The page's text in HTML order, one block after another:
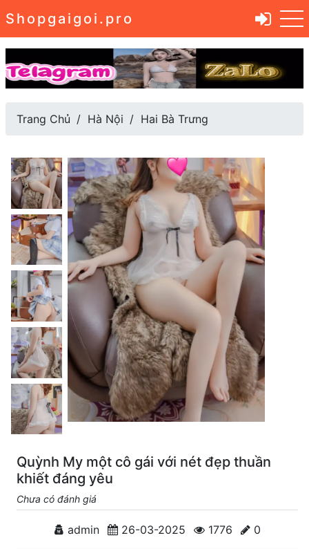
Shopgaigoi.pro
Trang Chủ Hà Nội Hai Bà Trưng
Quỳnh My một cô gái với nét đẹp thuần
khiết đáng yêu
Chưa có đánh giá
admin 26-03-2025 1776 0